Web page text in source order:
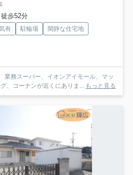
歩52分
有 駐輪場
閑静な住宅地
業務スーパー、イオンアイモール、マッ
、コーナンが近くにありま... もっと見る